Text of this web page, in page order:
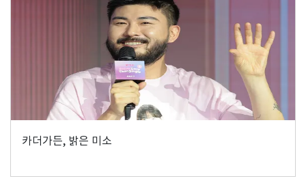
카더가든, 밝은 미소